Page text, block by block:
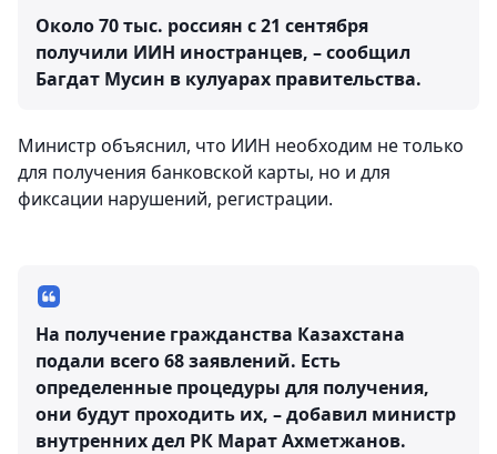
Около 70 тыс. россиян с 21 сентября
получили ИИН иностранцев, – сообщил
Багдат Мусин в кулуарах правительства.
Министр объяснил, что ИИН необходим не только
для получения банковской карты, но и для
фиксации нарушений, регистрации.
На получение гражданства Казахстана
подали всего 68 заявлений. Есть
определенные процедуры для получения,
они будут проходить их, – добавил министр
внутренних дел РК Марат Ахметжанов.